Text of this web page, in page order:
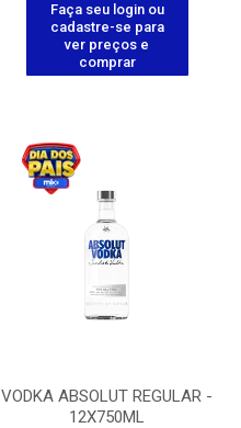
Faça seu login ou
cadastre-se para
ver preços e
comprar
VODKA ABSOLUT REGULAR -
12X750ML